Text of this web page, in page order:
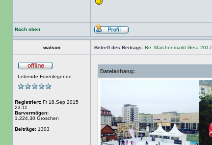
Nach oben
watson Betreff des Beitrags: Re: Märchenmarkt Gera 2017
Lebende Forenlegende
Registriert: Fr 18.Sep 2015
23:11
Barvermögen:
1.224,30 Groschen
Beiträge: 1303
Dateianhang: